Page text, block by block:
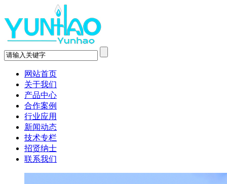
网站首页
关于我们
产品中心
合作案例
行业应用
新闻动态
技术专栏
招贤纳士
联系我们